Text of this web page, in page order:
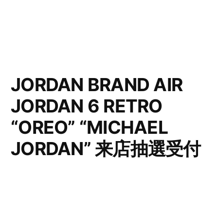
JORDAN BRAND AIR
JORDAN 6 RETRO
“OREO” “MICHAEL
JORDAN” 来店抽選受付